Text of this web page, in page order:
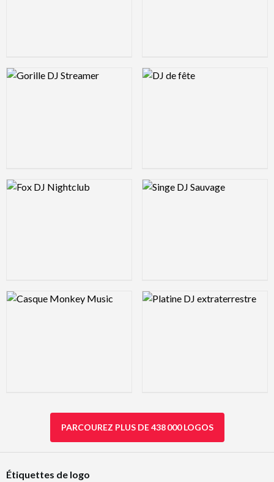
Logo Preview Image Logo Preview Image
Logo Preview Image Logo Preview Image
Logo Preview Image Logo Preview Image
PARCOUREZ PLUS DE 438 000 LOGOS
Étiquettes de logo